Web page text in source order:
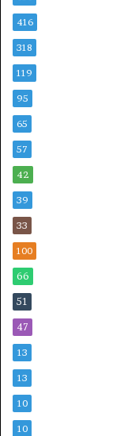
416
318
119
95
65
57
42
39
33
100
66
51
47
13
13
10
10